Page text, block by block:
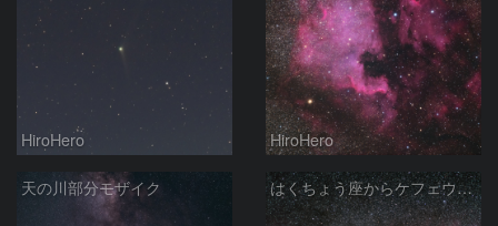
HiroHero HiroHero
天の川部分モザイク はくちょう座からケフェウス座に掛けての天の川